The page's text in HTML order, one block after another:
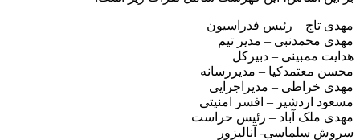
مهدی تاج – رئیس فدراسیون
مهدی محمدنبی – مدیر تیم
هدایت ممبینی – دبیرکل
محسن معتمدکیا – مدیررسانه
مهدی خراطی – مدیراجرایی
مسعود اردشیر – افسر امنیتی
مهدی ملک آباد – رئیس حراست
سروش سلماسی- آنالیزور